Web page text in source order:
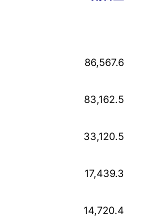
86,567.6
83,162.5
33,120.5
17,439.3
14,720.4